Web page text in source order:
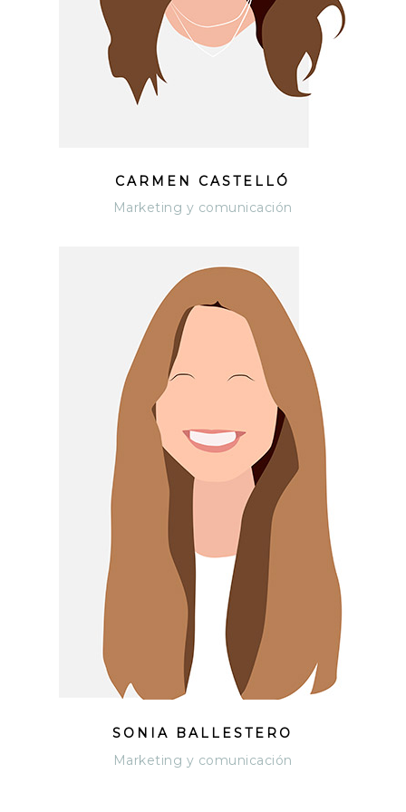
CARMEN CASTELLÓ
Marketing y comunicación
SONIA BALLESTERO
Marketing y comunicación